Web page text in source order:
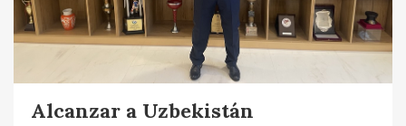
Alcanzar a Uzbekistán